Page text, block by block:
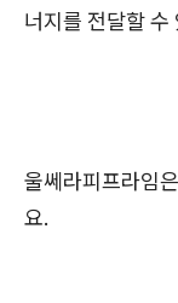
너지를 전달할 수
울쎄라피프라임
요.